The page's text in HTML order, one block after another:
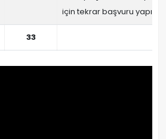
için tekrar başvuru
33